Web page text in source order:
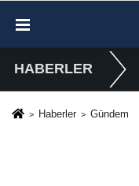
HABERLER
Haberler Gündem